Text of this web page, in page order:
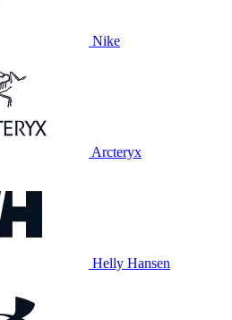
Nike
Arcteryx
Helly Hansen